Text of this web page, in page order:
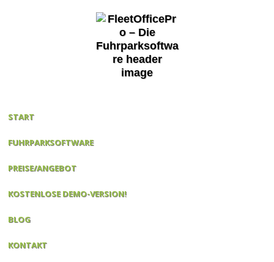
START
FUHRPARKSOFTWARE
PREISE/ANGEBOT
KOSTENLOSE DEMO-VERSION!
BLOG
KONTAKT